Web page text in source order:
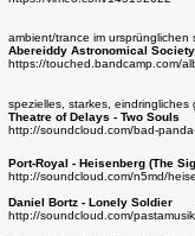
ambient/trance im ursprünglichen
Abereiddy Astronomical Society
https://touched.bandcamp.com/
spezielles, starkes, eindringliches
Theatre of Delays - Two Souls
http://soundcloud.com/bad-
Port-Royal - Heisenberg (The
http://soundcloud.com/n5md/
Daniel Bortz - Lonely Soldier
http://soundcloud.com/